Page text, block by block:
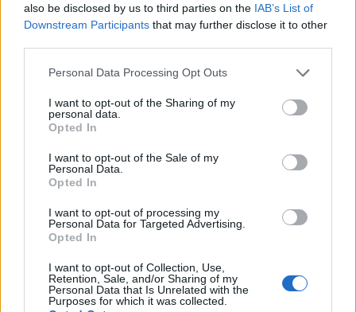
also be disclosed by us to third parties on the IAB’s List of
Downstream Participants that may further disclose it to other
Please note that this website/app uses one or more Google
not limited to your visit or usage behaviour. You may click to
grant or deny consent to Google and its third-party tags to
use your data for below specified purposes in below Google
consent section.
Personal Data Processing Opt Outs
I want to opt-out of the Sharing of my
personal data.
Opted In
I want to opt-out of the Sale of my
Personal Data.
Opted In
I want to opt-out of processing my
Personal Data for Targeted Advertising.
Opted In
I want to opt-out of Collection, Use,
Retention, Sale, and/or Sharing of my
Personal Data that Is Unrelated with the
Purposes for which it was collected.
Il 25 novembre, invece, il mondo dello sport si è
stretto attorno alla
italiano. A distanza di due settimane, il mondo
del calcio piange l’addio del più grande
calciatore di tutti i tempi,Diego Armando
Maradona, e dell’eroe del Mondiale di Messico